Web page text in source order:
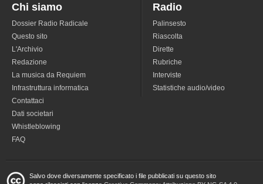
Chi siamo
Dossier Radio Radicale
Questo sito
L'Archivio
Redazione
La musica da Requiem
Infrastruttura informatica
Contattaci
Dati societari
Whistleblowing
FAQ
Radio
Palinsesto
Riascolta
Dirette
Rubriche
Interviste
Statistiche audio/video
Salvo dove diversamente specificato i file pubblicati su questo sito